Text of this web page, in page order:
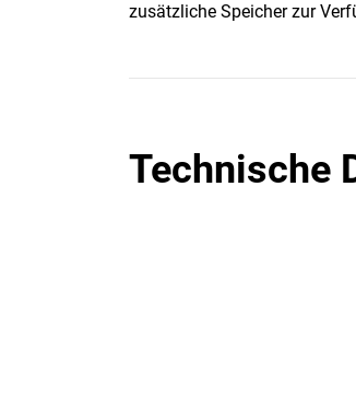
zusätzliche Speicher zur
Technische